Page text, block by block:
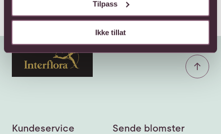
Tilpass
Ikke tillat
Kundeservice Sende blomster